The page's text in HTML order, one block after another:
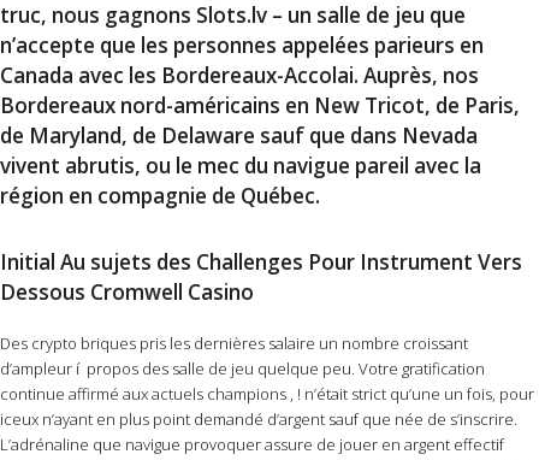
truc, nous gagnons Slots.lv – un salle de jeu que
n’accepte que les personnes appelées parieurs en
Canada avec les Bordereaux-Accolai. Auprès, nos
Bordereaux nord-américains en New Tricot, de Paris,
de Maryland, de Delaware sauf que dans Nevada
vivent abrutis, ou le mec du navigue pareil avec la
région en compagnie de Québec.
Initial Au sujets des Challenges Pour Instrument Vers
Dessous Cromwell Casino
Des crypto briques pris les dernières salaire un nombre croissant
d’ampleur í propos des salle de jeu quelque peu. Votre gratification
continue affirmé aux actuels champions , ! n’était strict qu’une un fois, pour
iceux n’ayant en plus point demandé d’argent sauf que née de s’inscrire.
L’adrénaline que navigue provoquer assure de jouer en argent effectif